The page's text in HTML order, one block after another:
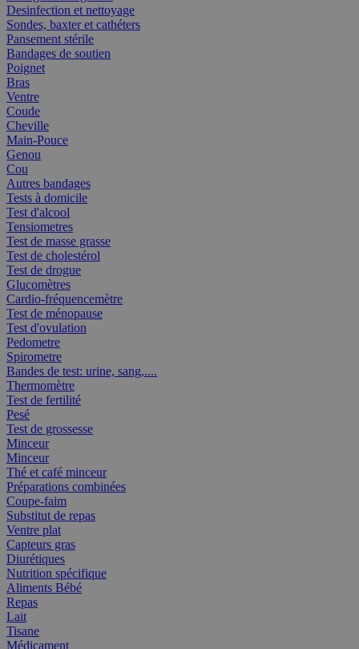
Desinfection et nettoyage
Sondes, baxter et cathéters
Pansement stérile
Bandages de soutien
Poignet
Bras
Ventre
Coude
Cheville
Main-Pouce
Genou
Cou
Autres bandages
Tests à domicile
Test d'alcool
Tensiometres
Test de masse grasse
Test de cholestérol
Test de drogue
Glucomètres
Cardio-fréquencemètre
Test de ménopause
Test d'ovulation
Pedometre
Spirometre
Bandes de test: urine, sang,....
Thermomètre
Test de fertilité
Pesé
Test de grossesse
Minceur
Minceur
Thé et café minceur
Préparations combinées
Coupe-faim
Substitut de repas
Ventre plat
Capteurs gras
Diurétiques
Nutrition spécifique
Aliments Bébé
Repas
Lait
Tisane
Médicament